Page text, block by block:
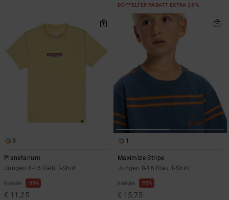
DOPPELTER RABATT EXTRA 25 %
3
Planetarium
Jungen 8-16 Gelb T-Shirt
€ 25,00 55%
€ 11,25
1
Maximize Stripe
Jungen 8-16 Blau T-Shirt
€ 35,00 55%
€ 15,75